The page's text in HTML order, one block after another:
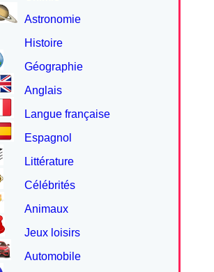
Astronomie
Histoire
Géographie
Anglais
Langue française
Espagnol
Littérature
Célébrités
Animaux
Jeux loisirs
Automobile